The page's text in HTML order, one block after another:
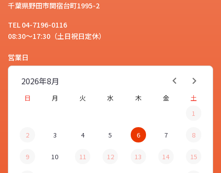
千葉県野田市関宿台町1995-2
TEL 04-7196-0116
08:30～17:30（土日祝日定休）
営業日
8月
2026年
日 月 火 水 木 金
土
1
2 3 4 5 6 7 8
9 10 11 12 13 14 15